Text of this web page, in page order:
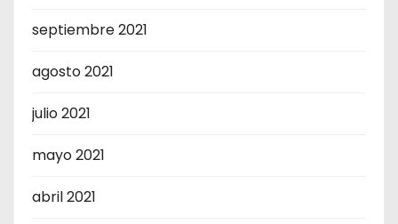
septiembre 2021
agosto 2021
julio 2021
mayo 2021
abril 2021